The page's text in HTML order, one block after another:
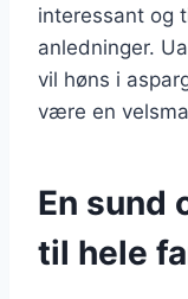
interessant og
anledninger.
vil høns i
være en
En sund
til hele